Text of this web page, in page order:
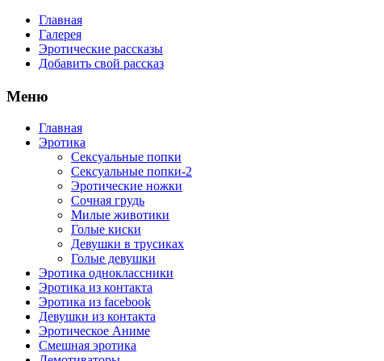
Главная
Галерея
Эротические рассказы
Добавить свой рассказ
Меню
Главная
Эротика
Сексуальные попки
Сексуальные попки-2
Эротические ножки
Сочная грудь
Милые животики
Голые киски
Девушки в трусиках
Голые девушки
Эротика одноклассники
Эротика из контакта
Эротика из facebook
Девушки из контакта
Эротическое Аниме
Смешная эротика